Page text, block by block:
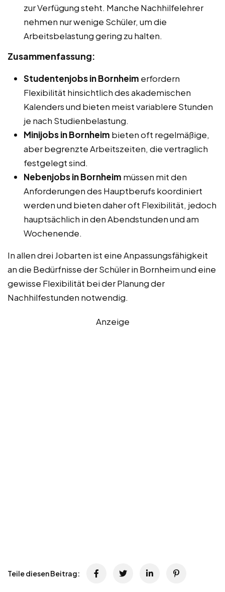
zur Verfügung steht. Manche Nachhilfelehrer
nehmen nur wenige Schüler, um die
Arbeitsbelastung gering zu halten.
Zusammenfassung:
Studentenjobs in Bornheim erfordern
Flexibilität hinsichtlich des akademischen
Kalenders und bieten meist variablere Stunden
je nach Studienbelastung.
Minijobs in Bornheim bieten oft regelmäßige,
aber begrenzte Arbeitszeiten, die vertraglich
festgelegt sind.
Nebenjobs in Bornheim müssen mit den
Anforderungen des Hauptberufs koordiniert
werden und bieten daher oft Flexibilität, jedoch
hauptsächlich in den Abendstunden und am
Wochenende.
In allen drei Jobarten ist eine Anpassungsfähigkeit
an die Bedürfnisse der Schüler in Bornheim und eine
gewisse Flexibilität bei der Planung der
Nachhilfestunden notwendig.
Anzeige
Teile diesen Beitrag: